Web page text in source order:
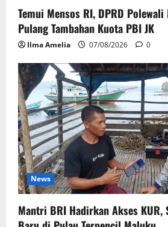
Temui Mensos RI, DPRD Polewali
Pulang Tambahan Kuota PBI JK
Ilma Amelia 07/08/2026 0
News
Mantri BRI Hadirkan Akses KUR,